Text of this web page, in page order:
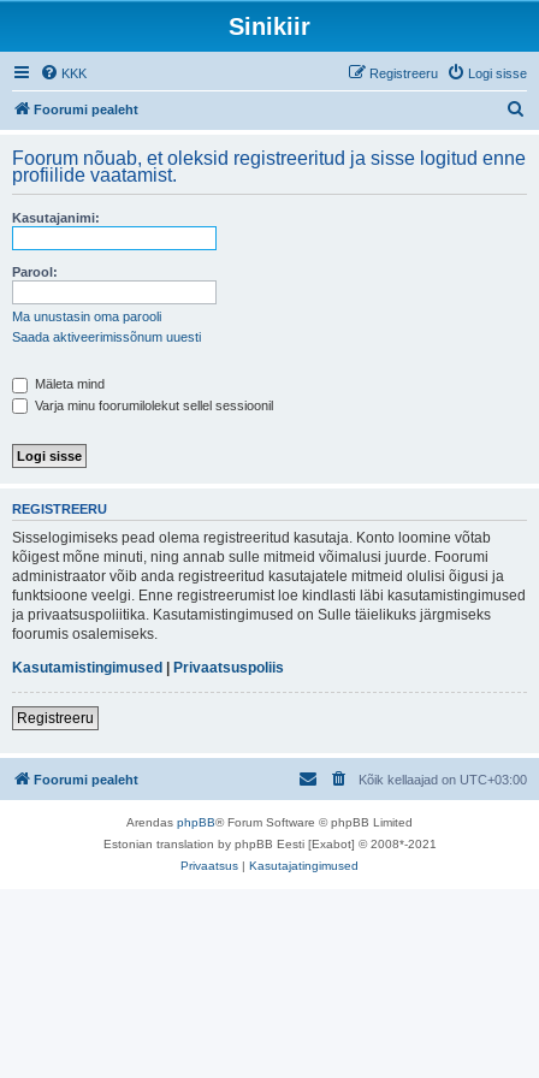
Sinikiir
KKK Logi sisse
Registreeru
Foorumi pealeht
i
Foorum nõuab, et oleksid registreeritud ja sisse logitud enne
profiilide vaatamist.
Kasutajanimi:
Parool:
Ma unustasin oma parooli
Saada aktiveerimissõnum uuesti
Mäleta mind
Varja minu foorumilolekut sellel sessioonil
REGISTREERU
Sisselogimiseks pead olema registreeritud kasutaja. Konto loomine võtab
kõigest mõne minuti, ning annab sulle mitmeid võimalusi juurde. Foorumi
administraator võib anda registreeritud kasutajatele mitmeid olulisi õigusi ja
funktsioone veelgi. Enne registreerumist loe kindlasti läbi kasutamistingimused
ja privaatsuspoliitika. Kasutamistingimused on Sulle täielikuks järgmiseks
foorumis osalemiseks.
Kasutamistingimused | Privaatsuspoliis
Registreeru
Foorumi pealeht Kõik kellaajad on UTC+03:00
Arendas phpBB® Forum Software © phpBB Limited
Estonian translation by phpBB Eesti [Exabot] © 2008*-2021
Privaatsus | Kasutajatingimused